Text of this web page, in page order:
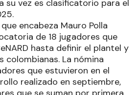
su vez es clasificatorio para el
encabeza Mauro Polla
de 18 jugadores que
hasta definir el plantel y
colombianas. La nómina
que estuvieron en el
realizado en septiembre,